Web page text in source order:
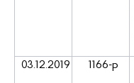
03.12.2019 1166-р